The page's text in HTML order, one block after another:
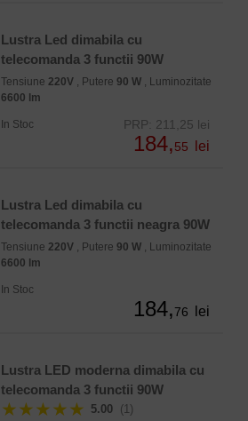
Lustra Led dimabila cu
telecomanda 3 functii 90W
Tensiune 220V , Putere 90 W , Luminozitate
6600 lm
In Stoc PRP: 211,25 lei
184,55 lei
Lustra Led dimabila cu
telecomanda 3 functii neagra 90W
Tensiune 220V , Putere 90 W , Luminozitate
6600 lm
In Stoc
184,76 lei
Lustra LED moderna dimabila cu
telecomanda 3 functii 90W
★★★★★ 5.00 (1)